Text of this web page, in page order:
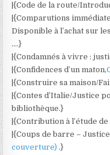
|{Code de la route/
|{Comparutions
Disponible à l’achat sur
….}
|{Condamnés à vivre :
|{Confidences d’un maton,
|{Construire sa maison/
|{Contes d’Italie/Justice
bibliothèque.}
|{Contribution à l’étude
|{Coups de barre –
couverture).}